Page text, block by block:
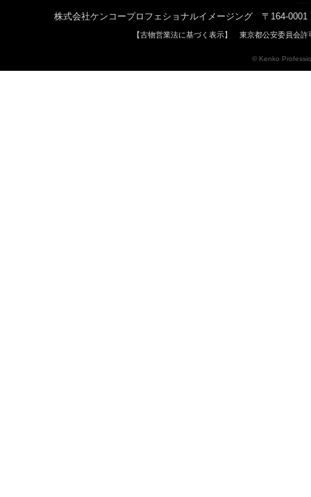
株式会社ケンコープロフェショナルイメージング 〒164-
【古物営業法に基づく表示】 東京都公安委員会
© Kenko